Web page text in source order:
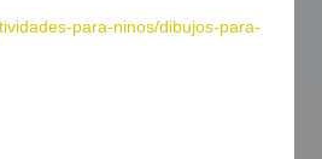
para-ninos/dibujos-para-